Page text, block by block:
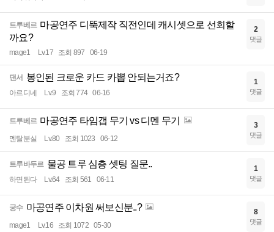
트루베르 마공연주 디뚝제작 직전인데 캐시셋으로 선회할
까요?
mage1 Lv.17 조회 897 06-19
2
댓글
댄서 봉인된 크로운 카드 카뽑 안되는거죠?
아르디네 Lv.9 조회 774 06-16
1
댓글
트루베르 마공연주 타임갭 무기 vs 디멘 무기
멘탈분실 Lv.80 조회 1023 06-12
3
댓글
트루바두르 물공 트루 심층 셋팅 질문..
하면된다 Lv.64 조회 561 06-11
1
댓글
궁수 마공연주 이차원 써보신분..?
mage1 Lv.16 조회 1072 05-30
8
댓글